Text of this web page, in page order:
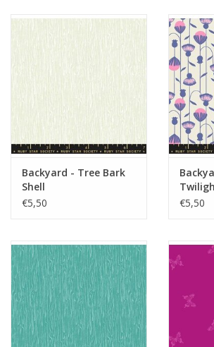
Backyard - Tree Bark
Shell
€5,50
€5,50